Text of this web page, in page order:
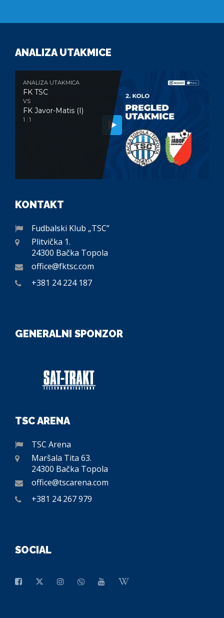
ANALIZA UTAKMICE
ANALIZA UTAKMICA
FK TSC
VS
FK Javor-Matis (I)
1 : 1
KONTAKT
Fudbalski Klub „TSC”
Plitvička 1.
24300 Bačka Topola
office@fktsc.com
+381 24 224 187
GENERALNI SPONZOR
TSC ARENA
TSC Arena
Maršala Tita 63.
24300 Bačka Topola
office@tscarena.com
+381 24 267 979
SOCIAL